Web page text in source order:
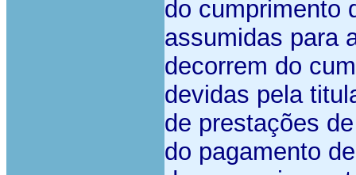
do cumprimento
assumidas para
decorrem do
devidas pela
de prestações
do pagamento